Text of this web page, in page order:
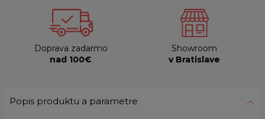
Doprava zadarmo
nad 100€
Showroom
v Bratislave
Popis produktu a parametre